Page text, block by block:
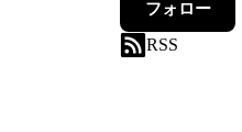
フォロー
RSS